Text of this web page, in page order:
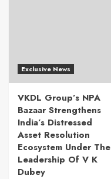
Exclusive News
VKDL Group’s NPA
Bazaar Strengthens
India’s Distressed
Asset Resolution
Ecosystem Under The
Leadership Of V K
Dubey